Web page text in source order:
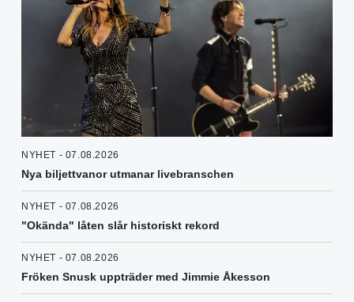
NYHET - 07.08.2026
Nya biljettvanor utmanar livebranschen
NYHET - 07.08.2026
"Okända" låten slår historiskt rekord
NYHET - 07.08.2026
Fröken Snusk uppträder med Jimmie Åkesson